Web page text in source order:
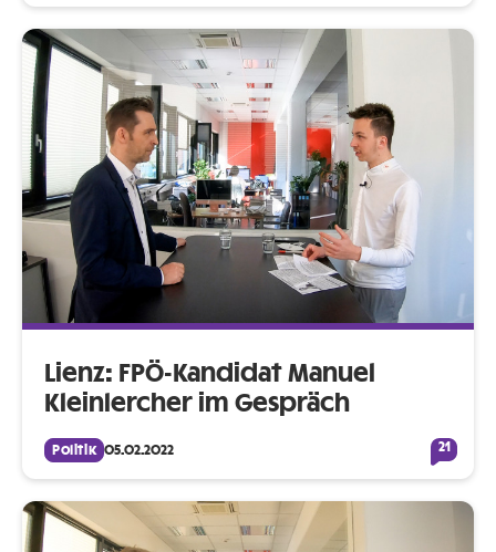
Lienz: FPÖ-Kandidat Manuel
Kleinlercher im Gespräch
Politik 05.02.2022 21